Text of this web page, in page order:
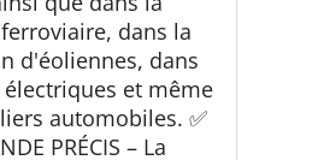
dans la
d'éoliennes, dans
et même
automobiles. ✅
PRÉCIS – La